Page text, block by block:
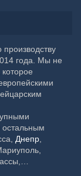
года. Мы не
остальным
Днепр